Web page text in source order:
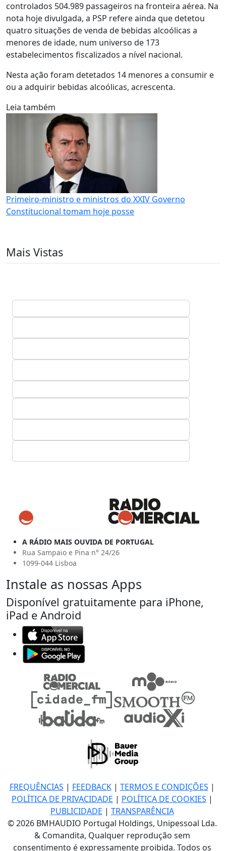
controlados 504.989 passageiros na fronteira aérea. Na
nota hoje divulgada, a PSP refere ainda que detetou
quatro situações de venda de bebidas alcoólicas a
menores de idade, num universo de 173
estabelecimentos fiscalizados a nível nacional.
Nesta ação foram detetados 14 menores a consumir e
ou a adquirir bebidas alcoólicas, acrescenta.
Leia também
Primeiro-ministro e ministros do XXIV Governo
Constitucional tomam hoje posse
Mais Vistas
A RÁDIO MAIS OUVIDA DE PORTUGAL
Rua Sampaio e Pina n° 24/26
1099-044 Lisboa
Instale as nossas Apps
Disponível gratuitamente para iPhone,
iPad e Android
FREQUÊNCIAS | FEEDBACK| TERMOS E CONDIÇÕES |
POLÍTICA DE PRIVACIDADE | POLÍTICA DE COOKIES |
PUBLICIDADE | TRANSPARÊNCIA
© 2026 BMHAUDIO Portugal Holdings, Unipessoal Lda.
& Comandita, Qualquer reprodução sem
consentimento é expressamente proibida. Todos os